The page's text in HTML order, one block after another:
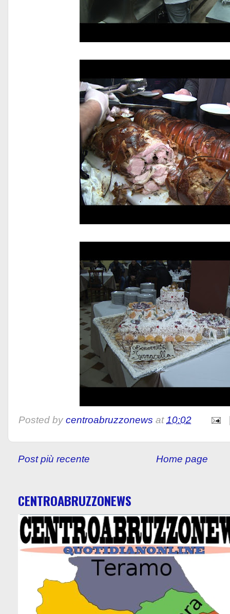
Posted by centroabruzzonews at10:02
Post più recente Home page
CENTROABRUZZONEWS